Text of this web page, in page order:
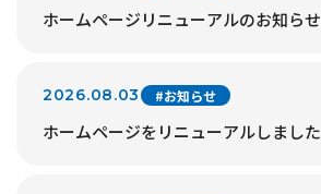
ホームページリニューアルのお知らせ
2026.08.03 #お知らせ
ホームページをリニューアルしました